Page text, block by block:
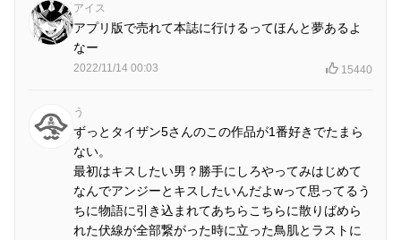
アイス
アプリ版で売れて本誌に行けるってほんと夢あるよ
なー
2022/11/14 00:03 15440
う
ずっとタイザン5さんのこの作品が1番好きでたまら
ない。
最初はキスしたい男？勝手にしろやってみはじめて
なんでアンジーとキスしたいんだよwって思ってるう
ちに物語に引き込まれてあちらこちらに散りばめら
れた伏線が全部繋がった時に立った鳥肌とラストに